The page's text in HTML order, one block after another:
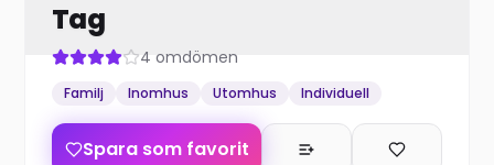
Tag
4 omdömen
Familj Inomhus Utomhus Individuell
Spara som favorit